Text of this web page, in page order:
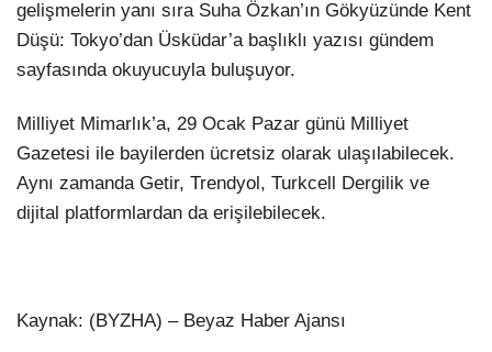
gelişmelerin yanı sıra Suha Özkan’ın Gökyüzünde Kent
Düşü: Tokyo’dan Üsküdar’a başlıklı yazısı gündem
sayfasında okuyucuyla buluşuyor.
Milliyet Mimarlık’a, 29 Ocak Pazar günü Milliyet
Gazetesi ile bayilerden ücretsiz olarak ulaşılabilecek.
Aynı zamanda Getir, Trendyol, Turkcell Dergilik ve
dijital platformlardan da erişilebilecek.
Kaynak: (BYZHA) – Beyaz Haber Ajansı